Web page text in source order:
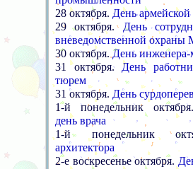
28 октября. День
29 октября. День
вневедомственной
30 октября. День инженера-
31 октября. День
тюрем
31 октября. День
1-й понедельник
день врача
1-й понедельник
архитектора
2-е воскресенье октября.